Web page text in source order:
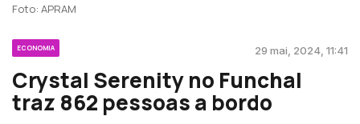
Foto: APRAM
ECONOMIA 29 mai, 2024, 11:41
Crystal Serenity no Funchal
traz 862 pessoas a bordo